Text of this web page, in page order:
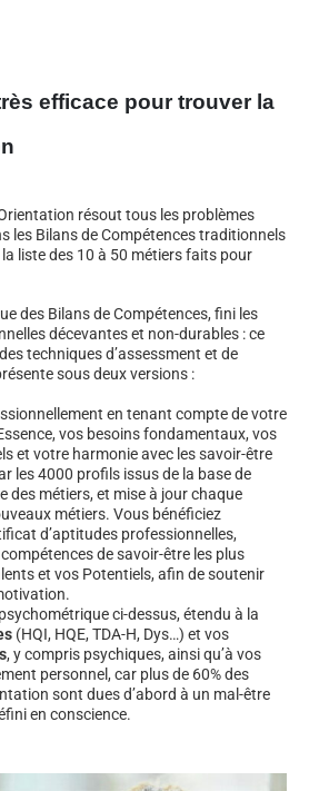
efficace pour trouver la
résout tous les problèmes
les Bilans de Compétences traditionnels
liste des 10 à 50 métiers faits pour
des Bilans de Compétences, fini les
décevantes et non-durables : ce
techniques d’assessment et de
sous deux versions :
en tenant compte de votre
vos besoins fondamentaux, vos
et votre harmonie avec les savoir-être
les 4000 profils issus de la base de
des métiers, et mise à jour chaque
métiers. Vous bénéficiez
d’aptitudes professionnelles,
de savoir-être les plus
et vos Potentiels, afin de soutenir
ci-dessus, étendu à la
(HQI, HQE, TDA-H, Dys…) et vos
, y compris psychiques, ainsi qu’à vos
personnel, car plus de 60% des
sont dues d’abord à un mal-être
en conscience.